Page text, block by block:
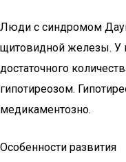
Люди с синдромом
щитовидной железы. У
достаточного
гипотиреозом.
медикаментозно.
Особенности развития